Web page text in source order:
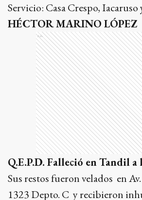
Servicio: Casa Crespo,
HÉCTOR MARINO LÓPEZ
Ads
Q.E.P.D. Falleció en Tandil a
Sus restos fueron velados en
1323 Depto. C y recibieron